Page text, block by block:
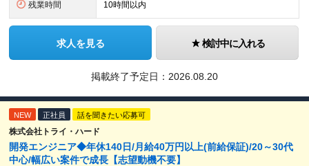
残業時間 10時間以内
求人を見る 検討中に入れる
掲載終了予定日： 2026.08.20
NEW 正社員 話を聞きたい応募可
株式会社トライ・ハード
開発エンジニア◆年休140日/月給40万円以上(前給保証)/20～30代
中心/幅広い案件で成長【志望動機不要】